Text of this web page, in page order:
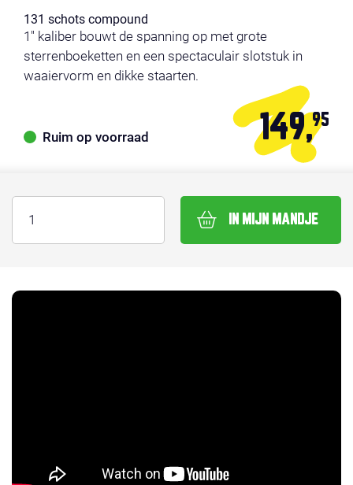
131 schots compound
1" kaliber bouwt de spanning op met grote
sterrenboeketten en een spectaculair slotstuk in
waaiervorm en dikke staarten.
Ruim op voorraad 149,95
IN MIJN MANDJE